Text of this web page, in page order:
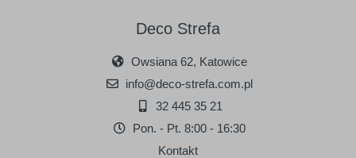
Deco Strefa
Owsiana 62, Katowice
info@deco-strefa.com.pl
32 445 35 21
Pon. - Pt. 8:00 - 16:30
Kontakt